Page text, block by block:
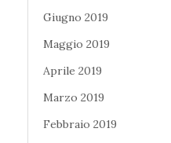
Giugno 2019
Maggio 2019
Aprile 2019
Marzo 2019
Febbraio 2019